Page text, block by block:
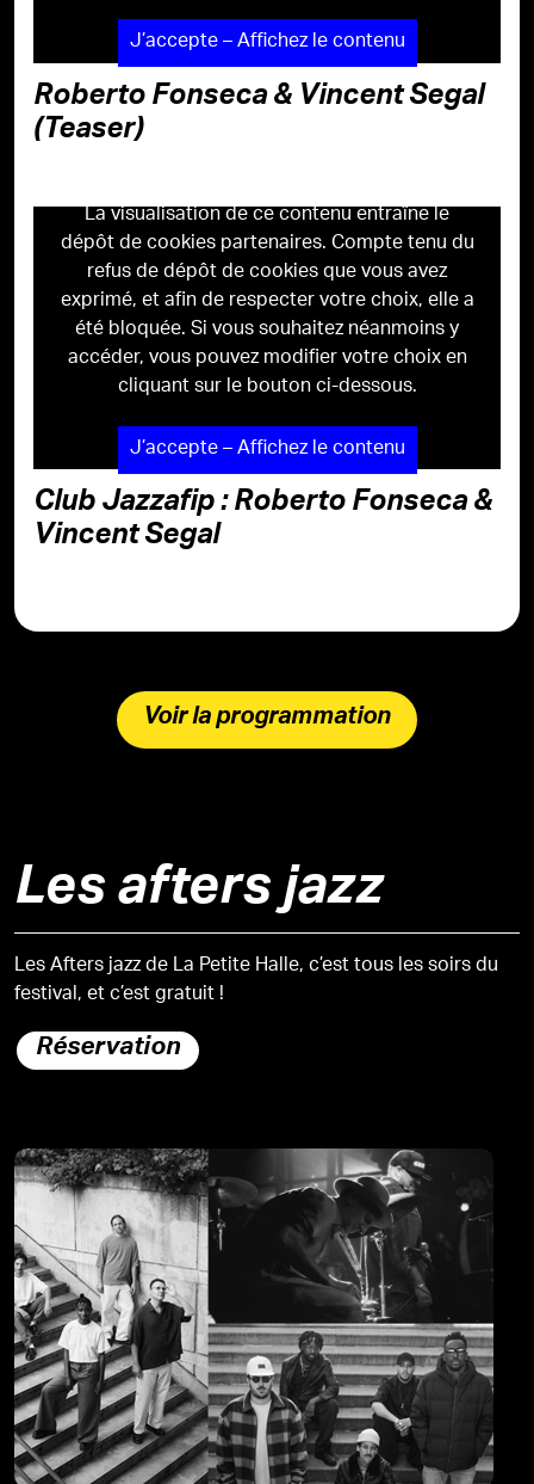
J’accepte – Affichez le contenu
Roberto Fonseca & Vincent Segal
(Teaser)
La visualisation de ce contenu entraîne le
dépôt de cookies partenaires. Compte tenu du
refus de dépôt de cookies que vous avez
exprimé, et afin de respecter votre choix, elle a
été bloquée. Si vous souhaitez néanmoins y
accéder, vous pouvez modifier votre choix en
cliquant sur le bouton ci-dessous.
J’accepte – Affichez le contenu
Club Jazzafip : Roberto Fonseca &
Vincent Segal
Voir la programmation
Les afters jazz
Les Afters jazz de La Petite Halle, c’est tous les soirs du
festival, et c’est gratuit !
Réservation